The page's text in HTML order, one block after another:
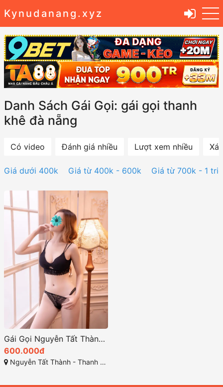
Kynudanang.xyz
Danh Sách Gái Gọi: gái gọi thanh
khê đà nẵng
Có video Đánh giá nhiều Lượt xem nhiều
Giá dưới 400k Giá từ 400k - 600k Giá từ 700k - 1
Gái Gọi Nguyễn Tất Thành: Dịch Vụ Giải Trí Đẳng Cấp Tại Thanh Khê Đà Nẵng
600.000đ
Nguyễn Tất Thành - Thanh Khê - Đà Nẵng